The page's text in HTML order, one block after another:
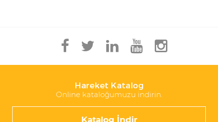
Hareket Katalog
Online kataloğumuzu indirin.
Katalog İndir